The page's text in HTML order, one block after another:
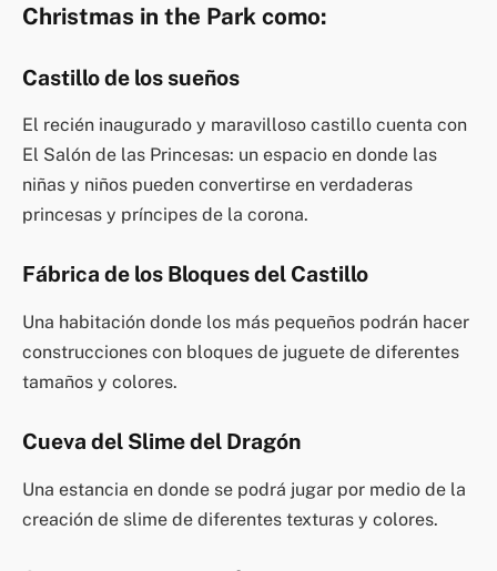
Christmas in the Park como:
Castillo de los sueños
El recién inaugurado y maravilloso castillo cuenta con
El Salón de las Princesas: un espacio en donde las
niñas y niños pueden convertirse en verdaderas
princesas y príncipes de la corona.
Fábrica de los Bloques del Castillo
Una habitación donde los más pequeños podrán hacer
construcciones con bloques de juguete de diferentes
tamaños y colores.
Cueva del Slime del Dragón
Una estancia en donde se podrá jugar por medio de la
creación de slime de diferentes texturas y colores.